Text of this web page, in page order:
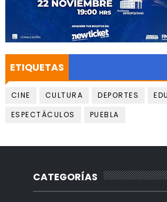
ETIQUETAS
CINE CULTURA DEPORTES
ESPECTÁCULOS
PUEBLA
CATEGORÍAS